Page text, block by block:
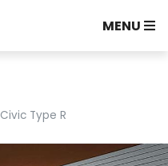
MENU
Civic Type R